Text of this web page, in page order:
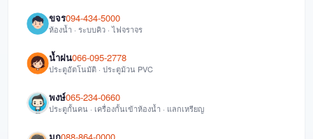
ขจร094-434-5000
ห้องน้ำ · ระบบคิว · ไฟจราจร
น้ำฝน066-095-2778
ประตูอัตโนมัติ · ประตูม้วน PVC
พงษ์065-234-0660
ประตูกั้นคน · เครื่องกั้นเข้าห้องน้ำ · แลกเหรียญ